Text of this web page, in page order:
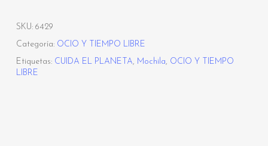
SKU: 6429
Categoría: OCIO Y TIEMPO LIBRE
Etiquetas: CUIDA EL PLANETA, Mochila, OCIO Y TIEMPO
LIBRE